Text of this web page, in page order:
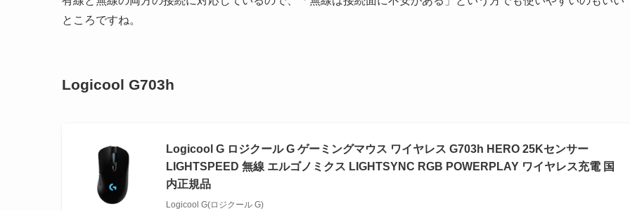
ところですね。
Logicool G703h
Logicool G ロジクール G ゲーミングマウス ワイヤレス G703h HERO 25Kセンサー
LIGHTSPEED 無線 エルゴノミクス LIGHTSYNC RGB POWERPLAY ワイヤレス充電 国
内正規品
Logicool G(ロジクール G)